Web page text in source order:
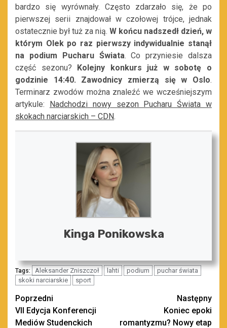
bardzo się wyrównały. Często zdarzało się, że po
pierwszej serii znajdował w czołowej trójce, jednak
ostatecznie był tuż za nią. W końcu nadszedł dzień, w
którym Olek po raz pierwszy indywidualnie stanął
na podium Pucharu Świata. Co przyniesie dalsza
część sezonu? Kolejny konkurs już w sobotę o
godzinie 14:40. Zawodnicy zmierzą się w Oslo.
Terminarz zwodów można znaleźć we wcześniejszym
artykule: Nadchodzi nowy sezon Pucharu Świata w
skokach narciarskich – CDN.
Kinga Ponikowska
Tags: Aleksander Zniszczoł lahti podium
puchar świata
skoki narciarskie
sport
Zobacz
wpisy
Poprzedni
VII Edycja Konferencji
Mediów Studenckich
Następny
Koniec epoki
romantyzmu? Nowy etap